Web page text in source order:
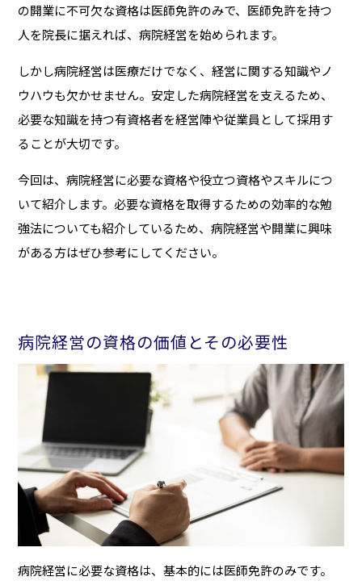
の開業に不可欠な資格は医師免許のみで、医師免許を持つ
人を院長に据えれば、病院経営を始められます。
しかし病院経営は医療だけでなく、経営に関する知識やノ
ウハウも欠かせません。安定した病院経営を支えるため、
必要な知識を持つ有資格者を経営陣や従業員として採用す
ることが大切です。
今回は、病院経営に必要な資格や役立つ資格やスキルにつ
いて紹介します。必要な資格を取得するための効率的な勉
強法についても紹介しているため、病院経営や開業に興味
がある方はぜひ参考にしてください。
病院経営の資格の価値とその必要性
病院経営に必要な資格は、基本的には医師免許のみです。